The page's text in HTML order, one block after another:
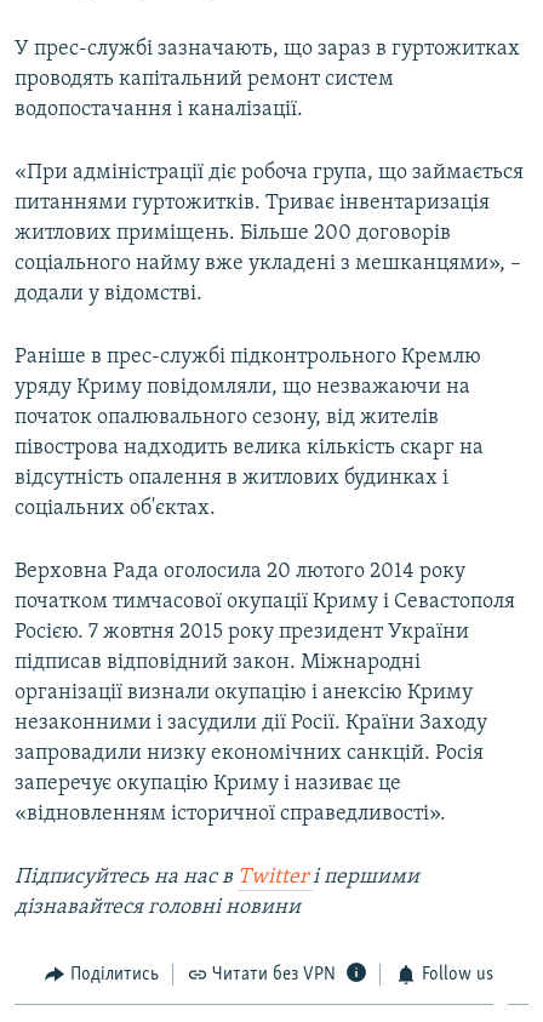
У прес-службі зазначають, що зараз в гуртожитках
проводять капітальний ремонт систем
водопостачання і каналізації.
«При адміністрації діє робоча група, що займається
питаннями гуртожитків. Триває інвентаризація
житлових приміщень. Більше 200 договорів
соціального найму вже укладені з мешканцями», –
додали у відомстві.
Раніше в прес-службі підконтрольного Кремлю
уряду Криму повідомляли, що незважаючи на
початок опалювального сезону, від жителів
півострова надходить велика кількість скарг на
відсутність опалення в житлових будинках і
соціальних об'єктах.
Верховна Рада оголосила 20 лютого 2014 року
початком тимчасової окупації Криму і Севастополя
Росією. 7 жовтня 2015 року президент України
підписав відповідний закон. Міжнародні
організації визнали окупацію і анексію Криму
незаконними і засудили дії Росії. Країни Заходу
запровадили низку економічних санкцій. Росія
заперечує окупацію Криму і називає це
«відновленням історичної справедливості».
Підписуйтесь на наc в Twitterі першими
дізнавайтеся головні новини
Поділитись Читати без VPN Follow us